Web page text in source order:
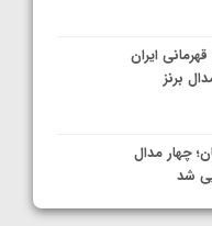
ایران
چهار مدال
شد